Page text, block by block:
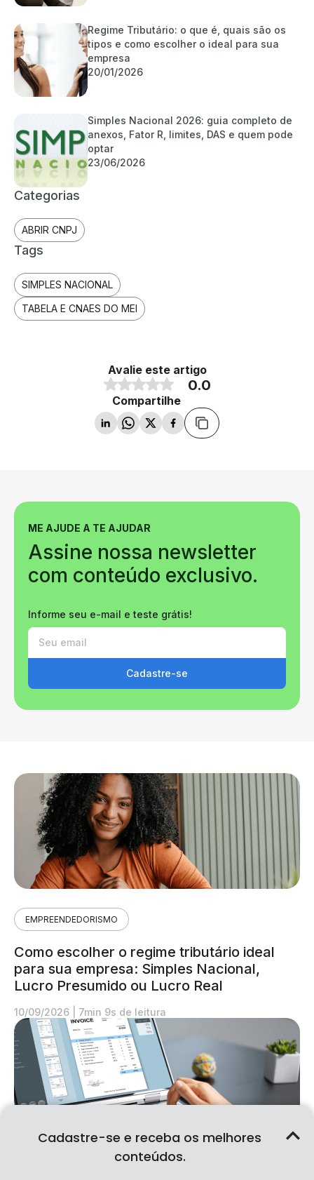
Cadastre-se e receba os melhores
conteúdos.
Regime Tributário: o que é, quais são os
tipos e como escolher o ideal para sua
empresa
20/01/2026
Simples Nacional 2026: guia completo de
anexos, Fator R, limites, DAS e quem pode
optar
23/06/2026
Categorias
ABRIR CNPJ
Tags
SIMPLES NACIONAL
TABELA E CNAES DO MEI
Avalie este artigo
0.0
Compartilhe
ME AJUDE A TE AJUDAR
Assine nossa newsletter
com conteúdo exclusivo.
Informe seu e-mail e teste grátis!
Cadastre-se
EMPREENDEDORISMO
Como escolher o regime tributário ideal
para sua empresa: Simples Nacional,
Lucro Presumido ou Lucro Real
10/09/2026 7min 9s de leitura